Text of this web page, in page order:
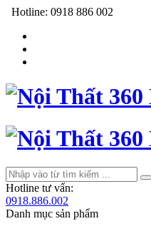
Hotline: 0918 886 002
Hotline tư vấn:
0918.886.002
Danh mục sản phẩm